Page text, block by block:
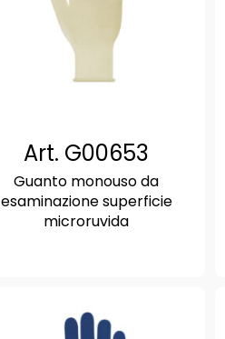
Art. G00653
Guanto monouso da
esaminazione superficie
microruvida